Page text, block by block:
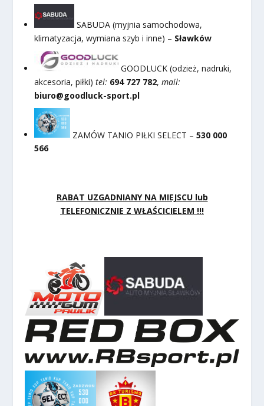
SABUDA (myjnia samochodowa,
klimatyzacja, wymiana szyb i inne) – Sławków
GOODLUCK (odzież, nadruki,
akcesoria, piłki)tel: 694 727 782,mail:
biuro@goodluck-sport.pl
ZAMÓW TANIO PIŁKI SELECT –530 000
566
RABAT UZGADNIANY NA MIEJSCU lub
TELEFONICZNIE Z WŁAŚCICIELEM !!!